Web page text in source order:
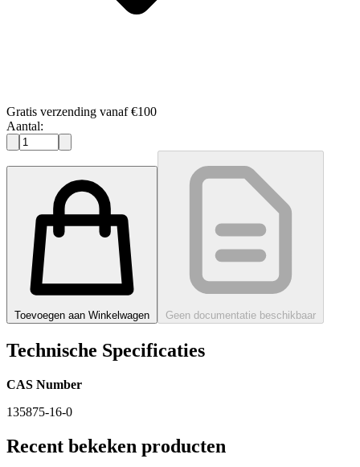
Gratis verzending vanaf €100
Aantal:
Toevoegen aan Winkelwagen Geen documentatie beschikbaar
Technische Specificaties
CAS Number
135875-16-0
Recent bekeken producten